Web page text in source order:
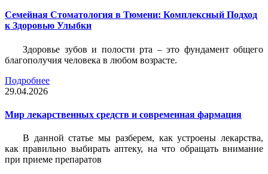
Семейная Стоматология в Тюмени: Комплексный Подход
к Здоровью Улыбки
Здоровье зубов и полости рта – это фундамент общего
благополучия человека в любом возрасте.
Подробнее
29.04.2026
Мир лекарственных средств и современная фармация
В данной статье мы разберем, как устроены лекарства,
как правильно выбирать аптеку, на что обращать внимание
при приеме препаратов